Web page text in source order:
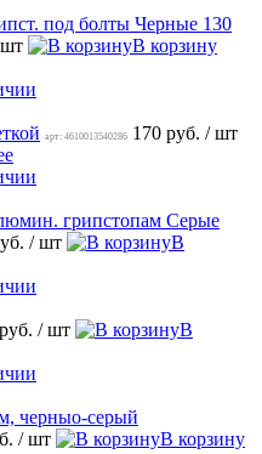
под болты Черные 130
В корзину
арт: 4610013540286 170 руб. / шт
грипстопам Серые
/ шт
В
/ шт
В
черныо-серый
/ шт
В корзину